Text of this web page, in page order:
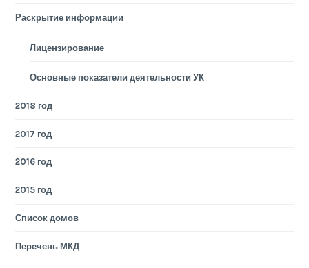
Раскрытие информации
Лицензирование
Основные показатели деятельности УК
2018 год
2017 год
2016 год
2015 год
Список домов
Перечень МКД